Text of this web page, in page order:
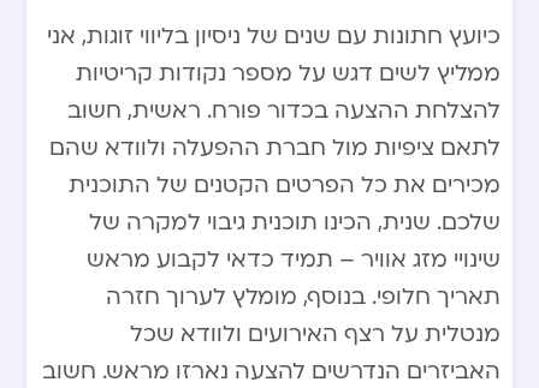
כיועץ חתונות עם שנים של ניסיון בליווי זוגות, אני
ממליץ לשים דגש על מספר נקודות קריטיות
להצלחת ההצעה בכדור פורח. ראשית, חשוב
לתאם ציפיות מול חברת ההפעלה ולוודא שהם
מכירים את כל הפרטים הקטנים של התוכנית
שלכם. שנית, הכינו תוכנית גיבוי למקרה של
שינויי מזג אוויר – תמיד כדאי לקבוע מראש
תאריך חלופי. בנוסף, מומלץ לערוך חזרה
מנטלית על רצף האירועים ולוודא שכל
האביזרים הנדרשים להצעה נארזו מראש. חשוב